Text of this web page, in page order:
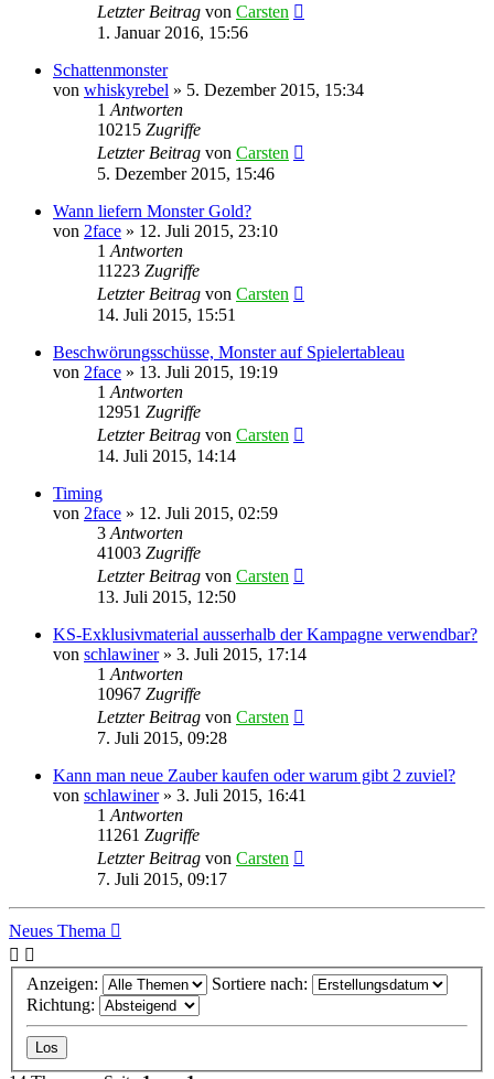
Letzter Beitrag von Carsten
1. Januar 2016, 15:56
Schattenmonster
von whiskyrebel » 5. Dezember 2015, 15:34
1 Antworten
10215 Zugriffe
Letzter Beitrag von Carsten
5. Dezember 2015, 15:46
Wann liefern Monster Gold?
von 2face » 12. Juli 2015, 23:10
1 Antworten
11223 Zugriffe
Letzter Beitrag von Carsten
14. Juli 2015, 15:51
Beschwörungsschüsse, Monster auf Spielertableau
von 2face » 13. Juli 2015, 19:19
1 Antworten
12951 Zugriffe
Letzter Beitrag von Carsten
14. Juli 2015, 14:14
Timing
von 2face » 12. Juli 2015, 02:59
3 Antworten
41003 Zugriffe
Letzter Beitrag von Carsten
13. Juli 2015, 12:50
KS-Exklusivmaterial ausserhalb der Kampagne verwendbar?
von schlawiner» 3. Juli 2015, 17:14
1 Antworten
10967 Zugriffe
Letzter Beitrag von Carsten
7. Juli 2015, 09:28
Kann man neue Zauber kaufen oder warum gibt 2 zuviel?
von schlawiner» 3. Juli 2015, 16:41
1 Antworten
11261 Zugriffe
Letzter Beitrag von Carsten
7. Juli 2015, 09:17
Neues Thema
Anzeigen:
Sortiere nach:
Richtung: